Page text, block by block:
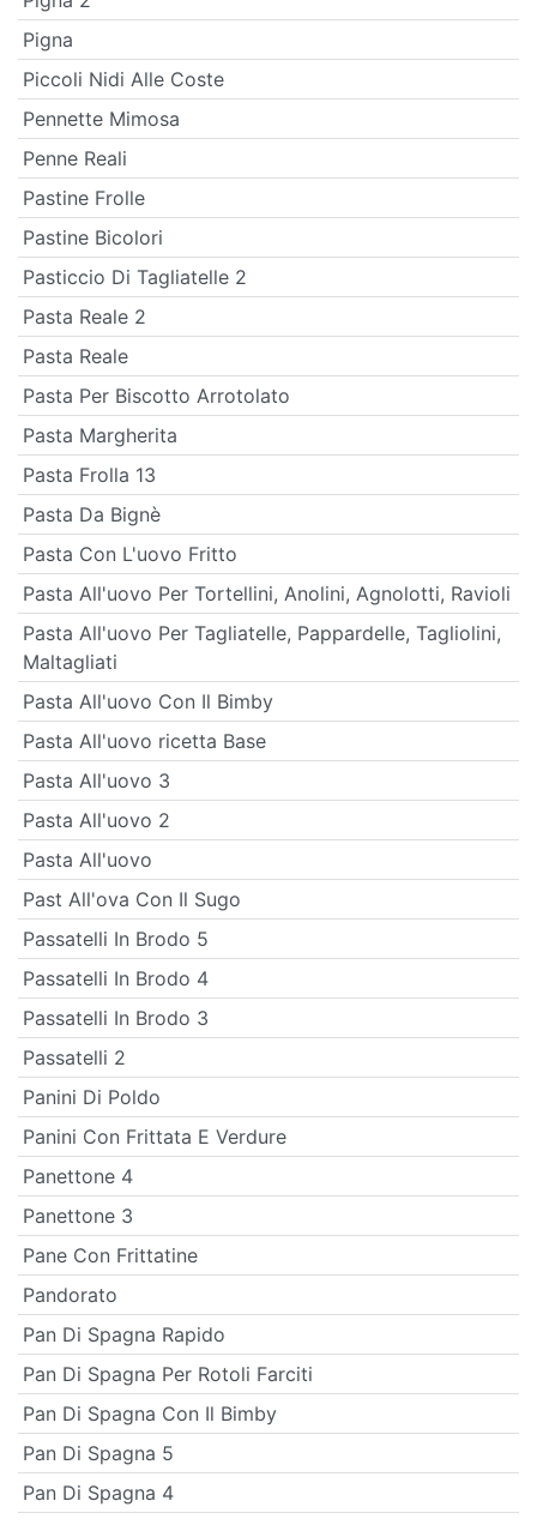
Pigna
Piccoli Nidi Alle Coste
Pennette Mimosa
Penne Reali
Pastine Frolle
Pastine Bicolori
Pasticcio Di Tagliatelle 2
Pasta Reale 2
Pasta Reale
Pasta Per Biscotto Arrotolato
Pasta Margherita
Pasta Frolla 13
Pasta Da Bignè
Pasta Con L'uovo Fritto
Pasta All'uovo Per Tortellini, Anolini, Agnolotti, Ravioli
Pasta All'uovo Per Tagliatelle, Pappardelle, Tagliolini,
Maltagliati
Pasta All'uovo Con Il Bimby
Pasta All'uovo ricetta Base
Pasta All'uovo 3
Pasta All'uovo 2
Pasta All'uovo
Past All'ova Con Il Sugo
Passatelli In Brodo 5
Passatelli In Brodo 4
Passatelli In Brodo 3
Passatelli 2
Panini Di Poldo
Panini Con Frittata E Verdure
Panettone 4
Panettone 3
Pane Con Frittatine
Pandorato
Pan Di Spagna Rapido
Pan Di Spagna Per Rotoli Farciti
Pan Di Spagna Con Il Bimby
Pan Di Spagna 5
Pan Di Spagna 4